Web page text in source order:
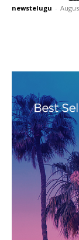
newstelugu -